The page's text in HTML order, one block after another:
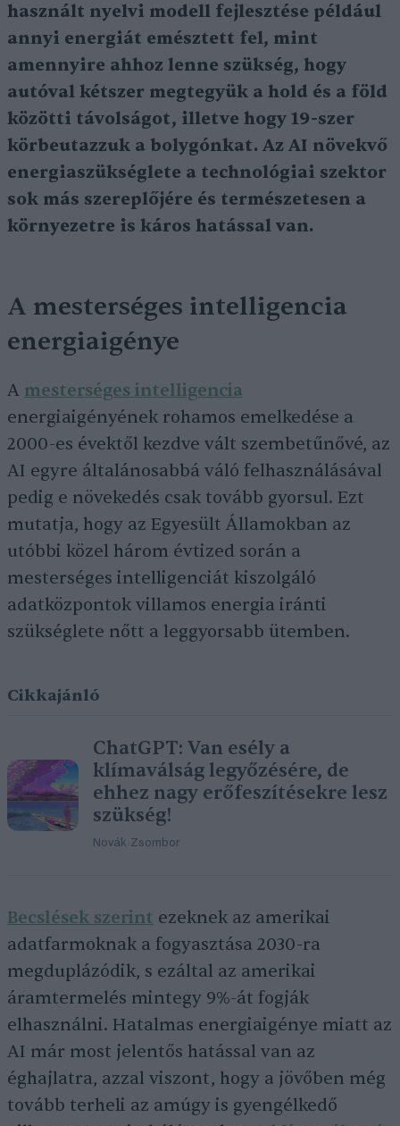
használt nyelvi modell fejlesztése például
annyi energiát emésztett fel, mint
amennyire ahhoz lenne szükség, hogy
autóval kétszer megtegyük a hold és a föld
közötti távolságot, illetve hogy 19-szer
körbeutazzuk a bolygónkat. Az AI növekvő
energiaszükséglete a technológiai szektor
sok más szereplőjére és természetesen a
környezetre is káros hatással van.
A mesterséges intelligencia
energiaigénye
A mesterséges intelligencia
energiaigényének rohamos emelkedése a
2000-es évektől kezdve vált szembetűnővé, az
AI egyre általánosabbá váló felhasználásával
pedig e növekedés csak tovább gyorsul. Ezt
mutatja, hogy az Egyesült Államokban az
utóbbi közel három évtized során a
mesterséges intelligenciát kiszolgáló
adatközpontok villamos energia iránti
szükséglete nőtt a leggyorsabb ütemben.
Cikkajánló
ChatGPT: Van esély a
klímaválság legyőzésére, de
ehhez nagy erőfeszítésekre lesz
szükség!
Novák Zsombor
Becslések szerint ezeknek az amerikai
adatfarmoknak a fogyasztása 2030-ra
megduplázódik, s ezáltal az amerikai
áramtermelés mintegy 9%-át fogják
elhasználni. Hatalmas energiaigénye miatt az
AI már most jelentős hatással van az
éghajlatra, azzal viszont, hogy a jövőben még
tovább terheli az amúgy is gyengélkedő